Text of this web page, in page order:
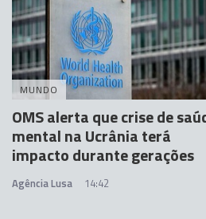
MUNDO
OMS alerta que crise de
mental na Ucrânia terá
impacto durante gerações
Agência Lusa 14:42